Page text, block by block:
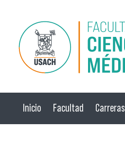
Pasar al contenido principal
Inicio Facultad Carreras